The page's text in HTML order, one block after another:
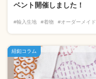
ベント開催しました！
#輸入生地 #着物 #オーダーメイド
紐釦コラム